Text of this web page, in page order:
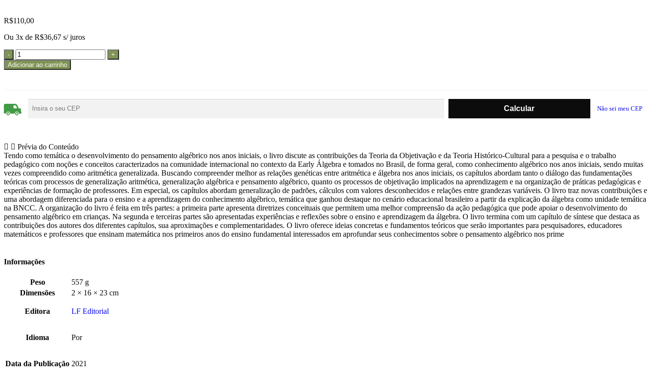
R$110,00
Ou 3x de R$36,67 s/ juros
Adicionar ao carrinho
Não sei meu CEP
Prévia do Conteúdo
Tendo como temática o desenvolvimento do pensamento algébrico nos anos iniciais, o livro discute as contribuições da Teoria da Objetivação e da Teoria Histórico-Cultural para a pesquisa e o trabalho
pedagógico com noções e conceitos caracterizados na comunidade internacional no contexto da Early Álgebra e tomados no Brasil, de forma geral, como conhecimento algébrico nos anos iniciais, sendo muitas
vezes compreendido como aritmética generalizada. Buscando compreender melhor as relações genéticas entre aritmética e álgebra nos anos iniciais, os capítulos abordam tanto o diálogo das fundamentações
teóricas com processos de generalização aritmética, generalização algébrica e pensamento algébrico, quanto os processos de objetivação implicados na aprendizagem e na organização de práticas pedagógicas e
experiências de formação de professores. Em especial, os capítulos abordam generalização de padrões, cálculos com valores desconhecidos e relações entre grandezas variáveis. O livro traz novas contribuições e
uma abordagem diferenciada para o ensino e a aprendizagem do conhecimento algébrico, temática que ganhou destaque no cenário educacional brasileiro a partir da explicação da álgebra como unidade temática
na BNCC. A organização do livro é feita em três partes: a primeira parte apresenta diretrizes conceituais que permitem uma melhor compreensão da ação pedagógica que pode apoiar o desenvolvimento do
pensamento algébrico em crianças. Na segunda e terceiras partes são apresentadas experiências e reflexões sobre o ensino e aprendizagem da álgebra. O livro termina com um capítulo de síntese que destaca as
contribuições dos autores dos diferentes capítulos, sua aproximações e complementaridades. O livro oferece ideias concretas e fundamentos teóricos que serão importantes para pesquisadores, educadores
matemáticos e professores que ensinam matemática nos primeiros anos do ensino fundamental interessados em aprofundar seus conhecimentos sobre o pensamento algébrico nos prime
Informações
Peso
557 g
Dimensões
2 × 16 × 23 cm
Editora LF Editorial
Idioma Por
Data da Publicação 2021